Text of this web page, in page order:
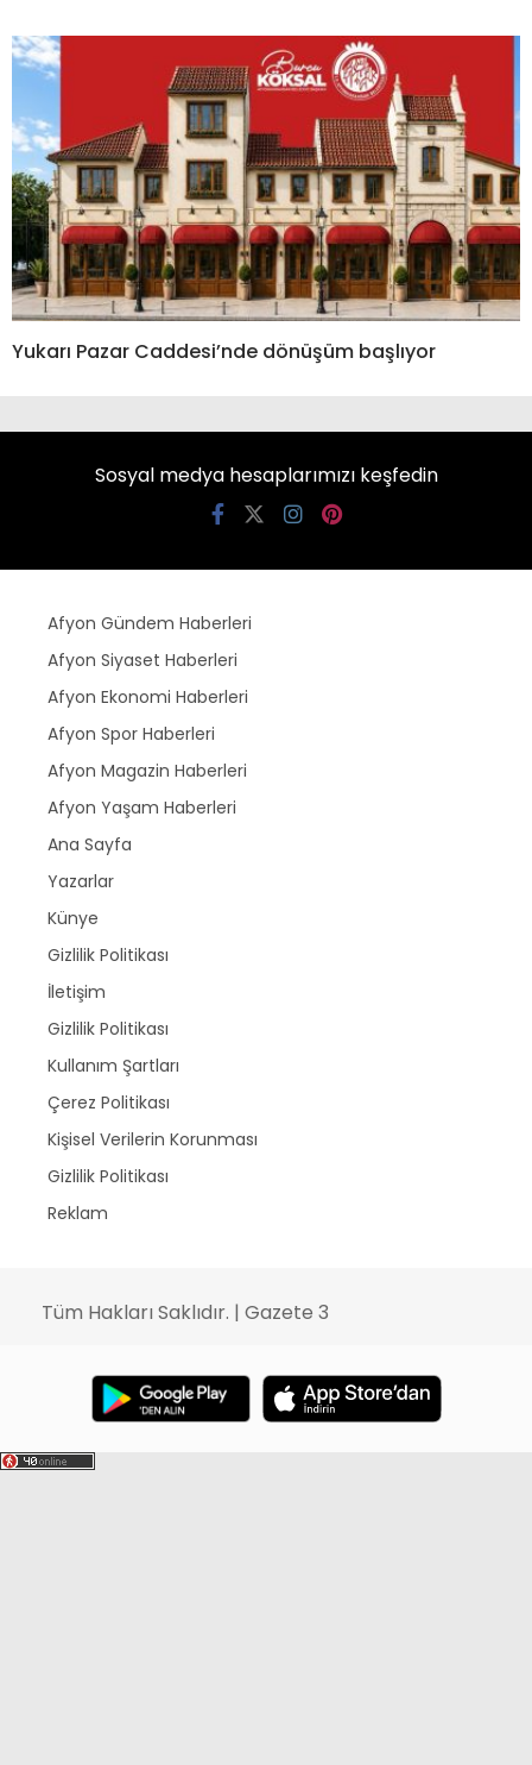
Yukarı Pazar Caddesi’nde dönüşüm başlıyor
Sosyal medya hesaplarımızı keşfedin
Afyon Gündem Haberleri
Afyon Siyaset Haberleri
Afyon Ekonomi Haberleri
Afyon Spor Haberleri
Afyon Magazin Haberleri
Afyon Yaşam Haberleri
Ana Sayfa
Yazarlar
Künye
Gizlilik Politikası
İletişim
Gizlilik Politikası
Kullanım Şartları
Çerez Politikası
Kişisel Verilerin Korunması
Gizlilik Politikası
Reklam
Tüm Hakları Saklıdır. | Gazete 3